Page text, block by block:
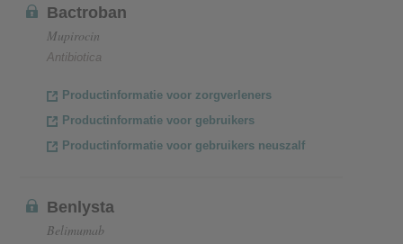
Bactroban
Mupirocin
Antibiotica
Productinformatie voor zorgverleners
Productinformatie voor gebruikers
Productinformatie voor gebruikers neuszalf
Benlysta
Belimumab